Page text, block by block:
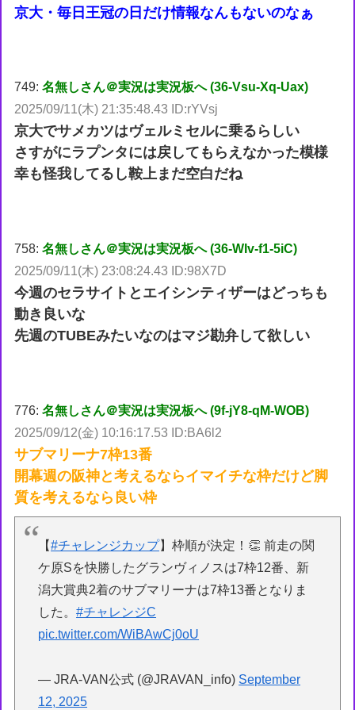
京大・毎日王冠の日だけ情報なんもないのなぁ
749:名無しさん＠実況は実況板へ (36-Vsu-Xq-Uax)
2025/09/11(木) 21:35:48.43 ID:rYVsj
京大でサメカツはヴェルミセルに乗るらしい
さすがにラプンタには戻してもらえなかった模様
幸も怪我してるし鞍上まだ空白だね
758:名無しさん＠実況は実況板へ (36-WIv-f1-5iC)
2025/09/11(木) 23:08:24.43 ID:98X7D
今週のセラサイトとエイシンティザーはどっちも
動き良いな
先週のTUBEみたいなのはマジ勘弁して欲しい
776:名無しさん＠実況は実況板へ (9f-jY8-qM-WOB)
2025/09/12(金) 10:16:17.53 ID:BA6l2
サブマリーナ7枠13番
開幕週の阪神と考えるならイマイチな枠だけど脚
質を考えるなら良い枠
【#チャレンジカップ】枠順が決定！👏 前走の関
ケ原Sを快勝したグランヴィノスは7枠12番、新
潟大賞典2着のサブマリーナは7枠13番となりま
した。#チャレンジC
pic.twitter.com/WiBAwCj0oU
— JRA-VAN公式 (@JRAVAN_info) September
12, 2025